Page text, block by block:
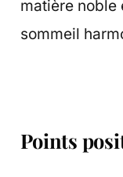
matière noble
sommeil
Points